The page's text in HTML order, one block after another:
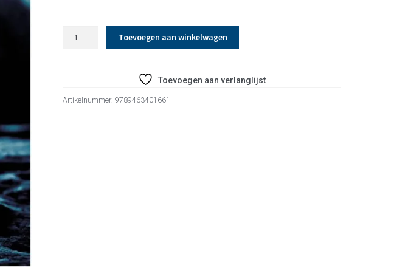
Toevoegen aan winkelwagen
Toevoegen aan verlanglijst
Artikelnummer:9789463401661